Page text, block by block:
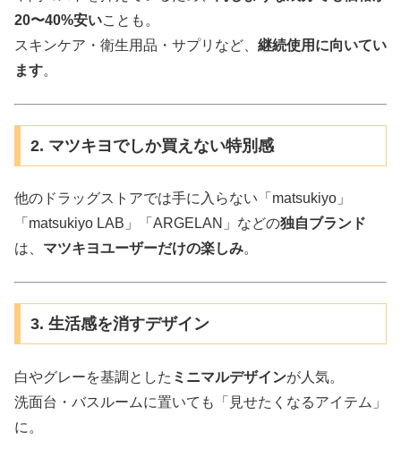
20〜40%安いことも。
スキンケア・衛生用品・サプリなど、 継続使用に向いてい
ます。
2. マツキヨでしか買えない特別感
他のドラッグストアでは手に入らない「matsukiyo」
「matsukiyo LAB」「ARGELAN」などの独自ブランド
は、 マツキヨユーザーだけの楽しみ。
3. 生活感を消すデザイン
白やグレーを基調とした ミニマルデザインが人気。
洗面台・バスルームに置いても「見せたくなるアイテム」
に。